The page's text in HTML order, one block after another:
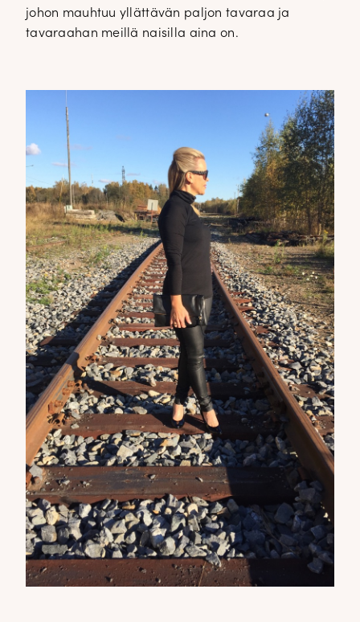
johon mauhtuu yllättävän paljon tavaraa ja
tavaraahan meillä naisilla aina on.